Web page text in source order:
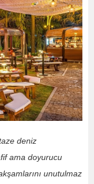
deniz
ama doyurucu
unutulmaz